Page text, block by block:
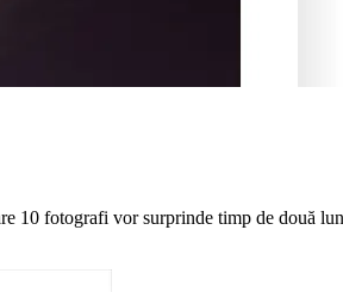
10 fotografi vor surprinde timp de două